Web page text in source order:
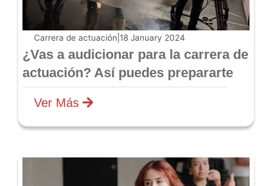
Carrera de actuación 18 January 2024
¿Vas a audicionar para la carrera de
actuación? Así puedes prepararte
Ver Más